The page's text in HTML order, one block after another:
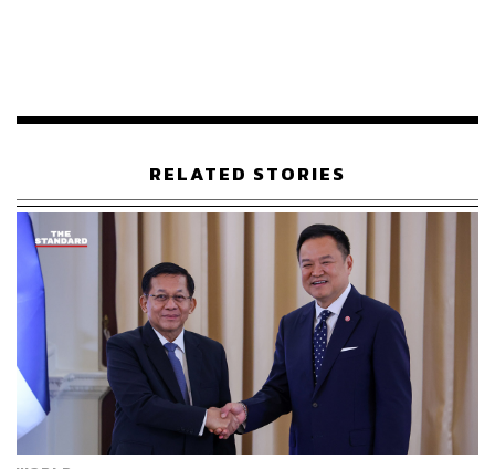
(2) ถ้ายังไม่สามารถพูดคุยกันในเรื่องของเขตแดนทางทะเล
ได้ ก็เสนอให้มีมาตรการชั่วคราวในการทำการพัฒนาร่วมกัน
(JDA) การแบ่งปันทรัพยากรน่านน้ำร่วมกัน ระหว่างที่ยังไม่มี
ข้อตกลงเกี่ยวกับเขตแดนทางทะเล
ซึ่งฝ่ายไทยเห็นว่า การไปสู่กระบวนการประนอมภาคบังคับ
ควรที่จะจำกัดเฉพาะเรื่องของเขตแดนทางทะเลและไหล่ทวีป
ให้ชัดเจน ถ้าทำดีที่สุดอาจจะไม่มีเขตทับซ้อน ไม่มีความ
จำเป็นต้องมี JDA แต่ว่าการจะคุยเรื่องการพัฒนาร่วมนั้น
ขณะนี้ไม่ได้อยู่ในกรอบของกระบวนการประนอมภาคบังคับ
เรื่องนี้ต้องคุยกันก่อนระหว่างไทยกับกัมพูชาว่า เราจะให้
RELATED STORIES